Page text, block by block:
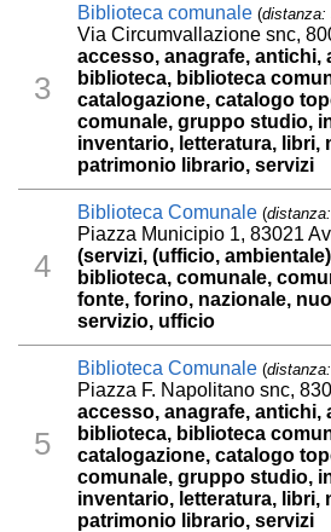
3
Biblioteca comunale (distanza:
Via Circumvallazione snc,
accesso, anagrafe, antichi,
biblioteca, biblioteca
catalogazione, catalogo
comunale, gruppo studio,
inventario, letteratura, libri,
patrimonio librario, servizi
4
Biblioteca Comunale (
Piazza Municipio 1, 83021
(servizi, (ufficio,
biblioteca, comunale,
fonte, forino, nazionale,
servizio, ufficio
5
Biblioteca Comunale (
Piazza F. Napolitano snc,
accesso, anagrafe, antichi,
biblioteca, biblioteca
catalogazione, catalogo
comunale, gruppo studio,
inventario, letteratura, libri,
patrimonio librario, servizi